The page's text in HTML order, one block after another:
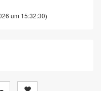
um 15:32:30)